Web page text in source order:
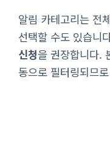
알림 카테고리는 전
선택할 수도 있습니
신청을 권장합니다.
동으로 필터링되므